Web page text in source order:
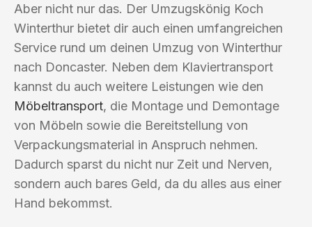
Aber nicht nur das. Der Umzugskönig Koch
Winterthur bietet dir auch einen umfangreichen
Service rund um deinen Umzug von Winterthur
nach Doncaster. Neben dem Klaviertransport
kannst du auch weitere Leistungen wie den
Möbeltransport, die Montage und Demontage
von Möbeln sowie die Bereitstellung von
Verpackungsmaterial in Anspruch nehmen.
Dadurch sparst du nicht nur Zeit und Nerven,
sondern auch bares Geld, da du alles aus einer
Hand bekommst.